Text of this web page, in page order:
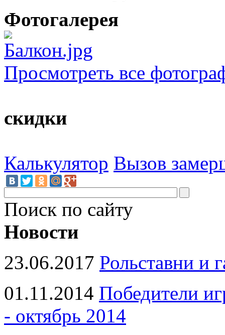
Фотогалерея
Просмотреть все
скидки
Калькулятор Вызов
Поиск по сайту
Новости
23.06.2017 Рольставни и
01.11.2014 Победители
- октябрь 2014